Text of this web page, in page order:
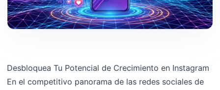
Desbloquea Tu Potencial de Crecimiento en Instagram
En el competitivo panorama de las redes sociales de